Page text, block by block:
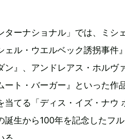
ターナショナル」では、ミシ
ェル・ウエルベック誘拐事件
ン』、アンドレアス・ホルヴ
ート・バーガー』といった作
当てる「ディス・イズ・ナウ
誕生から100年を記念したフ